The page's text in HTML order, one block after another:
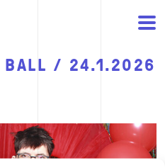
BALL / 24.1.2026